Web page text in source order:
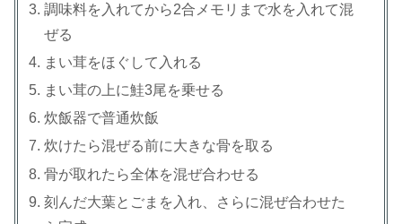
調味料を入れてから2合メモリまで水を入れて混
ぜる
まい茸をほぐして入れる
まい茸の上に鮭3尾を乗せる
炊飯器で普通炊飯
炊けたら混ぜる前に大きな骨を取る
骨が取れたら全体を混ぜ合わせる
刻んだ大葉とごまを入れ、さらに混ぜ合わせた